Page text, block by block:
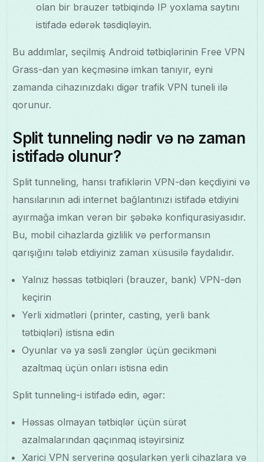
olan bir brauzer tətbiqində IP yoxlama saytını
istifadə edərək təsdiqləyin.
Bu addımlar, seçilmiş Android tətbiqlərinin Free VPN
Grass-dan yan keçməsinə imkan tanıyır, eyni
zamanda cihazınızdakı digər trafik VPN tuneli ilə
qorunur.
Split tunneling nədir və nə zaman
istifadə olunur?
Split tunneling, hansı trafiklərin VPN-dən keçdiyini və
hansılarının adi internet bağlantınızı istifadə etdiyini
ayırmağa imkan verən bir şəbəkə konfiqurasiyasıdır.
Bu, mobil cihazlarda gizlilik və performansın
qarışığını tələb etdiyiniz zaman xüsusilə faydalıdır.
Yalnız həssas tətbiqləri (brauzer, bank) VPN-dən
keçirin
Yerli xidmətləri (printer, casting, yerli bank
tətbiqləri) istisna edin
Oyunlar və ya səsli zənglər üçün gecikməni
azaltmaq üçün onları istisna edin
Split tunneling-i istifadə edin, əgər:
Həssas olmayan tətbiqlər üçün sürət
azalmalarından qaçınmaq istəyirsiniz
Xarici VPN serverinə qoşularkən yerli cihazlara və